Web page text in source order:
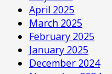
April 2025
March 2025
February 2025
January 2025
December 2024